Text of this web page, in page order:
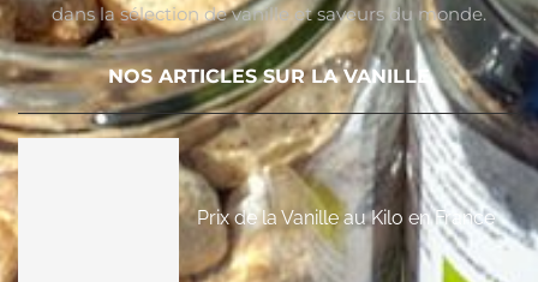
dans la sélection de vanille et saveurs du monde.
NOS ARTICLES SUR LA VANILLE
Prix de la Vanille au Kilo en France